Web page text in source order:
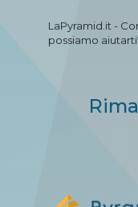
LaPyramid.it -
possiamo